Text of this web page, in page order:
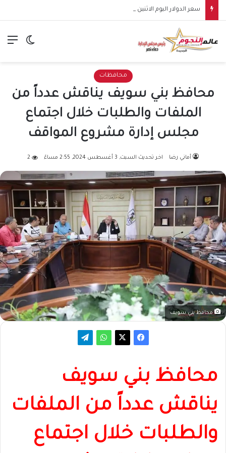
الوضع
محافظات
محافظ بني سويف يناقش عدداً من
الملفات والطلبات خلال اجتماع
مجلس إدارة مشروع المواقف
أماني رضا اخر تحديث السبت, 3 أغسطس 2024, 2:55 مساءً 2
محافظ بني سويف
محافظ بني سويف
يناقش عدداً من الملفات
والطلبات خلال اجتماع